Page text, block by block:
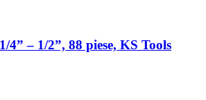
4” – 1/2”, 88 piese, KS Tools